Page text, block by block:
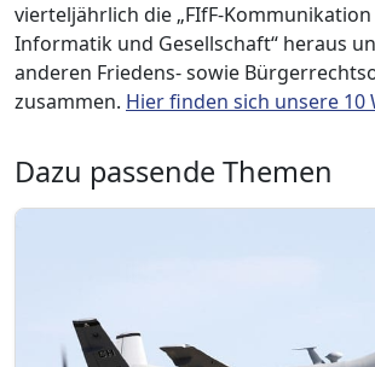
vierteljährlich die „FIfF-
Informatik und Gesellschaft“ heraus
anderen Friedens- sowie
zusammen. Hier finden sich unsere 10
Dazu passende Themen